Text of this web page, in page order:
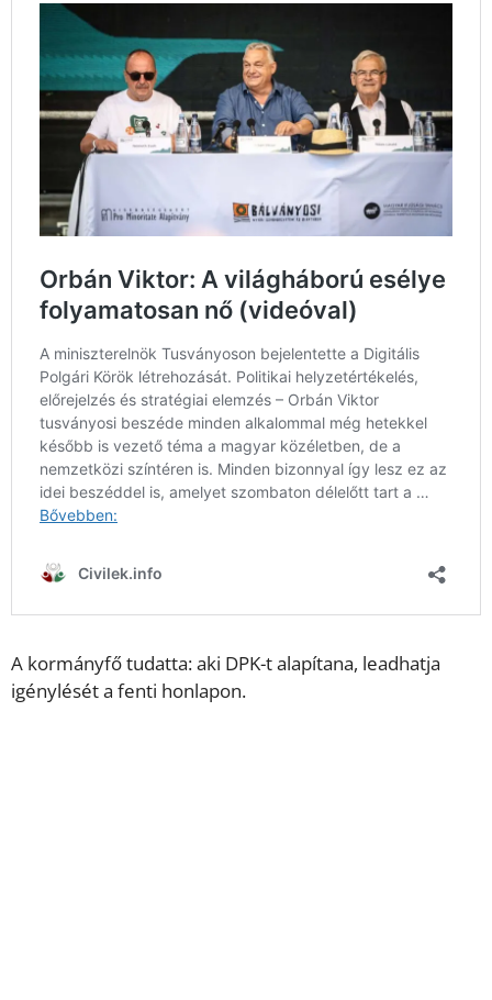
A kormányfő tudatta: aki DPK-t alapítana, leadhatja
igénylését a fenti honlapon.